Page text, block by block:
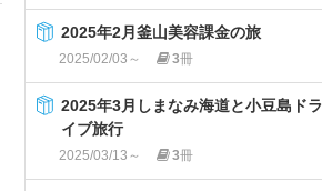
2025年2月釜山美容課金の旅
2025/02/03～ 3冊
2025年3月しまなみ海道と小豆島ドラ
イブ旅行
2025/03/13～ 3冊